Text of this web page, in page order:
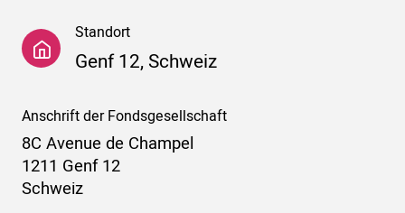
Standort
Genf 12, Schweiz
Anschrift der Fondsgesellschaft
8C Avenue de Champel
1211 Genf 12
Schweiz